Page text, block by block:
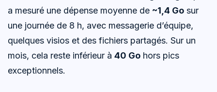
a mesuré une dépense moyenne de ~1,4 Go sur
une journée de 8 h, avec messagerie d’équipe,
quelques visios et des fichiers partagés. Sur un
mois, cela reste inférieur à 40 Go hors pics
exceptionnels.